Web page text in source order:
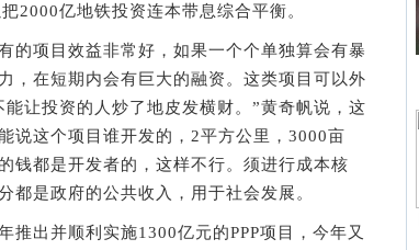
2000亿地铁投资连本带息综合平衡。
项目效益非常好，如果一个个单独算会有暴
，在短期内会有巨大的融资。这类项目可以外
让投资的人炒了地皮发横财。”黄奇帆说，这
说这个项目谁开发的，2平方公里，3000亩
钱都是开发者的，这样不行。须进行成本核
都是政府的公共收入，用于社会发展。
出并顺利实施1300亿元的PPP项目，今年又